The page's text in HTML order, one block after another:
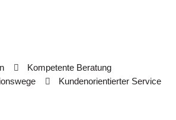
Kompetente Beratung
Kundenorientierter Service